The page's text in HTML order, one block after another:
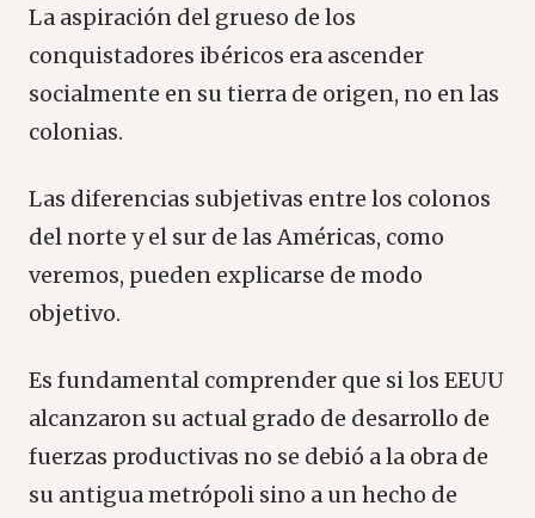
La aspiración del grueso de los
conquistadores ibéricos era ascender
socialmente en su tierra de origen, no en las
colonias.
Las diferencias subjetivas entre los colonos
del norte y el sur de las Américas, como
veremos, pueden explicarse de modo
objetivo.
Es fundamental comprender que si los EEUU
alcanzaron su actual grado de desarrollo de
fuerzas productivas no se debió a la obra de
su antigua metrópoli sino a un hecho de